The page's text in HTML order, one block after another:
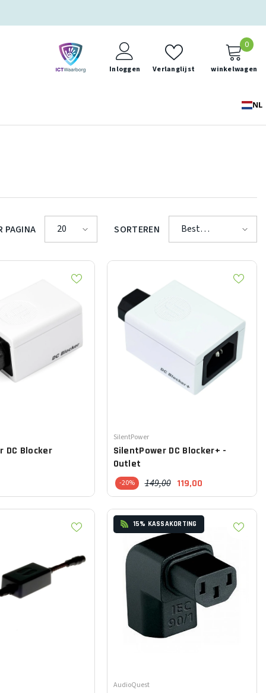
Inloggen Verlanglijst winkelwagen
00
NL
PAGINA 20 SORTEREN
Best
verkopende
DC Blocker
Leverancier:
SilentPower
SilentPower DC Blocker+ -
Outlet
-20% 149,00 119,00
15% KASSAKORTING
Leverancier:
AudioQuest